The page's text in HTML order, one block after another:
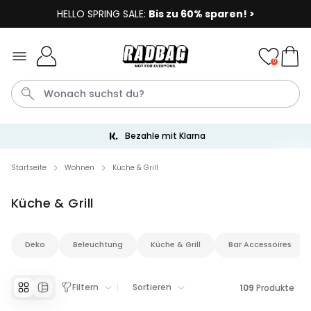
HELLO SPRING SALE: Bis zu 60% sparen! >
Personalisierbar
über 22.600
24,99 €
Personalisierbar
Personalisierbare Eierbecher
0
Bezahle mit Klarna
Startseite Wohnen Küche & Grill
Küche & Grill
Deko Beleuchtung Küche & Grill Bar Accessoires
Filtern Sortieren 109 Produkte